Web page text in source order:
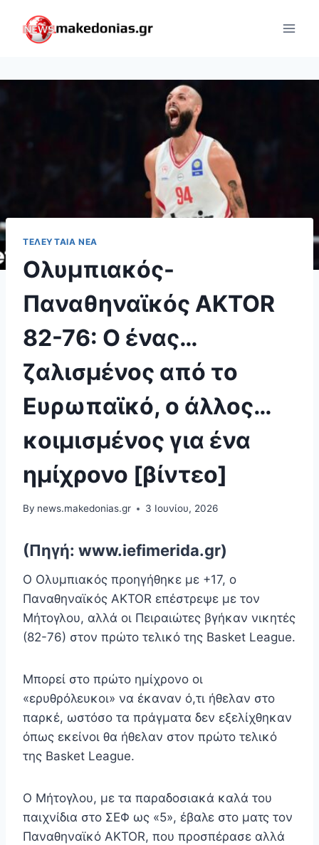
content
ΤΕΛΕΥΤΑΊΑ ΝΈΑ
Ολυμπιακός-
Παναθηναϊκός AKTOR
82-76: Ο ένας…
ζαλισμένος από το
Ευρωπαϊκό, ο άλλος…
κοιμισμένος για ένα
ημίχρονο [βίντεο]
By news.makedonias.gr 3 Ιουνίου, 2026
(Πηγή: www.iefimerida.gr)
Ο Ολυμπιακός προηγήθηκε με +17, ο
Παναθηναϊκός AKTOR επέστρεψε με τον
Μήτογλου, αλλά οι Πειραιώτες βγήκαν νικητές
(82-76) στον πρώτο τελικό της Basket League.
Μπορεί στο πρώτο ημίχρονο οι
«ερυθρόλευκοι» να έκαναν ό,τι ήθελαν στο
παρκέ, ωστόσο τα πράγματα δεν εξελίχθηκαν
όπως εκείνοι θα ήθελαν στον πρώτο τελικό
της Basket League.
Ο Μήτογλου, με τα παραδοσιακά καλά του
παιχνίδια στο ΣΕΦ ως «5», έβαλε στο ματς τον
Παναθηναϊκό AKTOR, που προσπέρασε αλλά